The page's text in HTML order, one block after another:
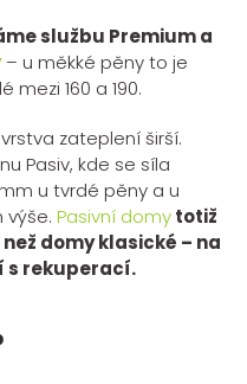
službu Premium a
– u měkké pěny to je
mezi 160 a 190.
zateplení širší.
Pasiv, kde se síla
u tvrdé pěny a u
výše. Pasivní domytotiž
domy klasické – na
s rekuperací.